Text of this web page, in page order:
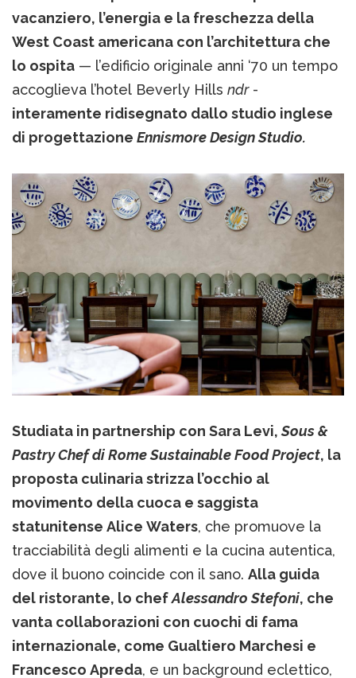
vacanziero, l’energia e la freschezza della
West Coast americana con l’architettura che
lo ospita — l’edificio originale anni ‘70 un tempo
accoglieva l’hotel Beverly Hills ndr-
interamente ridisegnato dallo studio inglese
di progettazione Ennismore Design Studio.
Studiata in partnership con Sara Levi,Sous &
Pastry Chef di Rome Sustainable Food Project, la
proposta culinaria strizza l’occhio al
movimento della cuoca e saggista
statunitense Alice Waters, che promuove la
tracciabilità degli alimenti e la cucina autentica,
dove il buono coincide con il sano. Alla guida
del ristorante, lo chefAlessandro Stefoni, che
vanta collaborazioni con cuochi di fama
internazionale, come Gualtiero Marchesi e
Francesco Apreda, e un background eclettico,